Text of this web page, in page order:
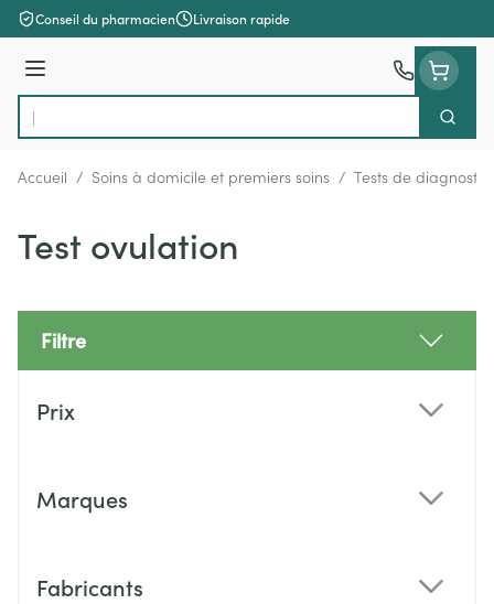
Aller au contenu
Conseil du pharmacien Livraison rapide
Menu
Rechercher
Accueil / Soins à domicile et premiers soins / Tests de diagnostic
Test ovulation
Filtre
Prix
Marques
Fabricants